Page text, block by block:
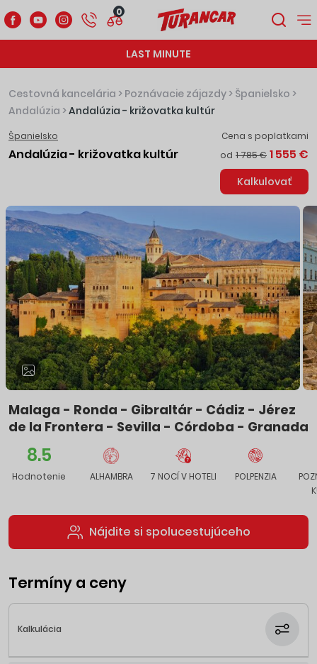
0
LAST MINUTE
Cestovná kancelária > Poznávacie zájazdy > Španielsko >
Andalúzia >Andalúzia - križovatka kultúr
Španielsko
Andalúzia - križovatka kultúr
Cena s poplatkami
od 1 785 € 1 555 €
Kalkulovať
Malaga - Ronda - Gibraltár - Cádiz - Jérez
de la Frontera - Sevilla - Córdoba - Granada
8.5
Hodnotenie ALHAMBRA 7 NOCÍ V HOTELI POLPENZIA
Nájdite si spolucestujúceho
Termíny a ceny
Kalkulácia